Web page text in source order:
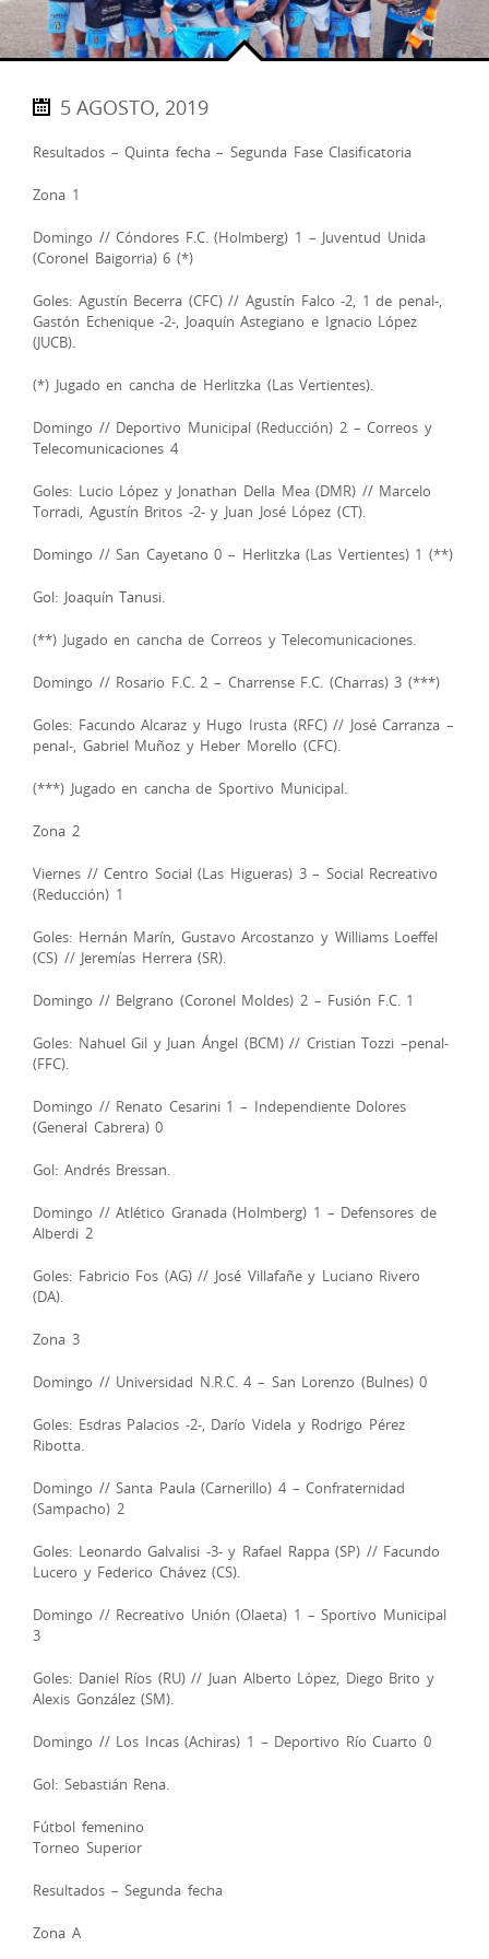
5 AGOSTO, 2019
Resultados – Quinta fecha – Segunda Fase Clasificatoria
Zona 1
Domingo // Cóndores F.C. (Holmberg) 1 – Juventud Unida
(Coronel Baigorria) 6 (*)
Goles: Agustín Becerra (CFC) // Agustín Falco -2, 1 de penal-,
Gastón Echenique -2-, Joaquín Astegiano e Ignacio López
(JUCB).
(*) Jugado en cancha de Herlitzka (Las Vertientes).
Domingo // Deportivo Municipal (Reducción) 2 – Correos y
Telecomunicaciones 4
Goles: Lucio López y Jonathan Della Mea (DMR) // Marcelo
Torradi, Agustín Britos -2- y Juan José López (CT).
Domingo // San Cayetano 0 – Herlitzka (Las Vertientes) 1 (**)
Gol: Joaquín Tanusi.
(**) Jugado en cancha de Correos y Telecomunicaciones.
Domingo // Rosario F.C. 2 – Charrense F.C. (Charras) 3 (***)
Goles: Facundo Alcaraz y Hugo Irusta (RFC) // José Carranza –
penal-, Gabriel Muñoz y Heber Morello (CFC).
(***) Jugado en cancha de Sportivo Municipal.
Zona 2
Viernes // Centro Social (Las Higueras) 3 – Social Recreativo
(Reducción) 1
Goles: Hernán Marín, Gustavo Arcostanzo y Williams Loeffel
(CS) // Jeremías Herrera (SR).
Domingo // Belgrano (Coronel Moldes) 2 – Fusión F.C. 1
Goles: Nahuel Gil y Juan Ángel (BCM) // Cristian Tozzi –penal-
(FFC).
Domingo // Renato Cesarini 1 – Independiente Dolores
(General Cabrera) 0
Gol: Andrés Bressan.
Domingo // Atlético Granada (Holmberg) 1 – Defensores de
Alberdi 2
Goles: Fabricio Fos (AG) // José Villafañe y Luciano Rivero
(DA).
Zona 3
Domingo // Universidad N.R.C. 4 – San Lorenzo (Bulnes) 0
Goles: Esdras Palacios -2-, Darío Videla y Rodrigo Pérez
Ribotta.
Domingo // Santa Paula (Carnerillo) 4 – Confraternidad
(Sampacho) 2
Goles: Leonardo Galvalisi -3- y Rafael Rappa (SP) // Facundo
Lucero y Federico Chávez (CS).
Domingo // Recreativo Unión (Olaeta) 1 – Sportivo Municipal
3
Goles: Daniel Ríos (RU) // Juan Alberto López, Diego Brito y
Alexis González (SM).
Domingo // Los Incas (Achiras) 1 – Deportivo Río Cuarto 0
Gol: Sebastián Rena.
Fútbol femenino
Torneo Superior
Resultados – Segunda fecha
Zona A